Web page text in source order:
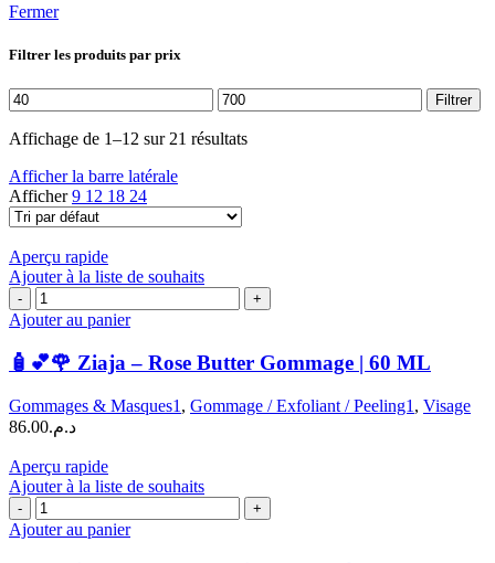
Fermer
Filtrer les produits par prix
Prix
min
Prix
max
Filtrer
Affichage de 1–12 sur 21 résultats
Afficher la barre latérale
Afficher9 12 18 24
Aperçu rapide
Ajouter à la liste de souhaits
quantité
de
💕
🌹
–
Rose
Gommage
|
60
ML
Ajouter au panier
🧴💕🌹 Ziaja – Rose Butter Gommage | 60 ML
Gommages & Masques1 , Gommage / Exfoliant / Peeling1 , Visage
د.م.86.00
Aperçu rapide
Ajouter à la liste de souhaits
quantité
de
Caudalie
Ajouter au panier